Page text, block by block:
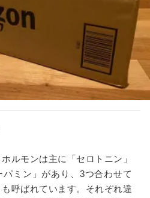
ルモンは主に「セロトニン」
パミン」があり、3つ合わせて
も呼ばれています。それぞれ違